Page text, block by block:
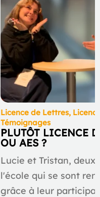
Licence de Lettres,
Témoignages
PLUTÔT LICENCE
OU AES ?
Lucie et Tristan, deux
l'école qui se sont
grâce à leur